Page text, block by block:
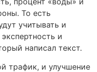
То есть
учитывать и
и
написал текст.
трафик, и улучшение